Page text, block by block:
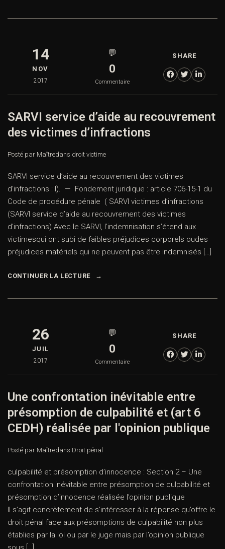
14
NOV
2017
💬
0
Commentaire
SHARE
SARVI service d’aide au recouvrement
des victimes d’infractions
Posté par Maîtredans droit victime
SARVI service d’aide au recouvrement des victimes
d’infractions : I). — Fondement juridique : article 706-15-1 du
Code de procédure pénale ( SARVI victimes d’infractions
(SARVI service d’aide au recouvrement des victimes
d’infractions) Avec le SARVI, l’indemnisation s’étend aux
victimesqui ont subi de faibles préjudices corporels oudes
préjudices matériels qui ne peuvent pas être indemnisés […]
CONTINUER LA LECTURE
26
JUIL
2017
💬
0
Commentaire
SHARE
Une confrontation inévitable entre
présomption de culpabilité et (art 6
CEDH) réalisée par l'opinion publique
Posté par Maîtredans Droit pénal
culpabilité et présomption d’innocence : Section 2 – Une
confrontation inévitable entre présomption de culpabilité et
présomption d’innocence réalisée l’opinion publique
Il s’agit concrètement de s’intéresser à la réponse qu’offre le
droit pénal face aux présomptions de culpabilité non plus
établies par la loi ou par le juge mais par l’opinion publique